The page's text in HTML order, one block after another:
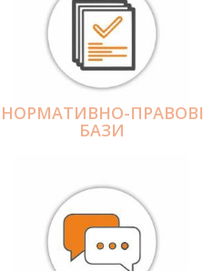
НОРМАТИВНО-ПРАВОВІ
БАЗИ